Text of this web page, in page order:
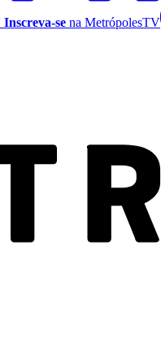
Inscreva-se na MetrópolesTV